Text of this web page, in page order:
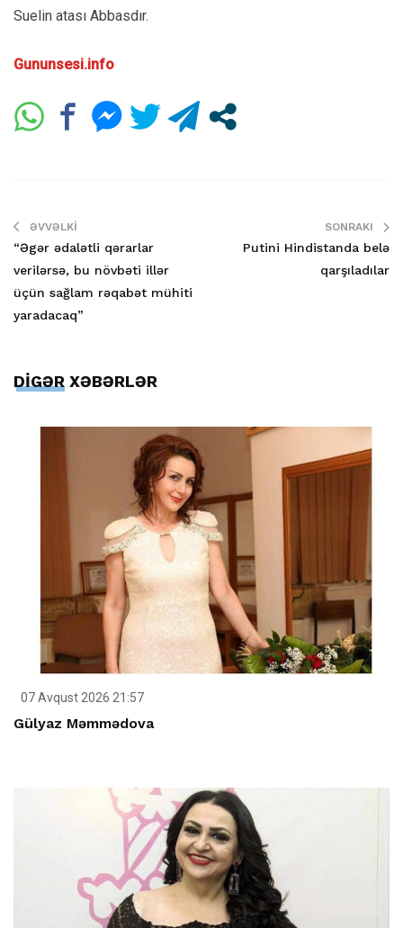
Suelin atası Abbasdır.
Gununsesi.info
ƏVVƏLKI
“Əgər ədalətli qərarlar
verilərsə, bu növbəti illər
üçün sağlam rəqabət mühiti
yaradacaq”
SONRAKI
Putini Hindistanda belə
qarşıladılar
DİGƏR XƏBƏRLƏR
07 Avqust 2026 21:57
Gülyaz Məmmədova